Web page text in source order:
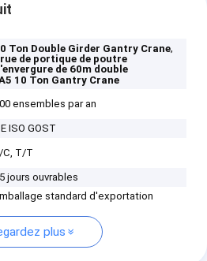
Ton Double Girder Gantry Crane,
de portique de poutre
de 60m double
10 Ton Gantry Crane
ensembles par an
ISO GOST
C, T/T
jours ouvrables
standard d'exportation
plus